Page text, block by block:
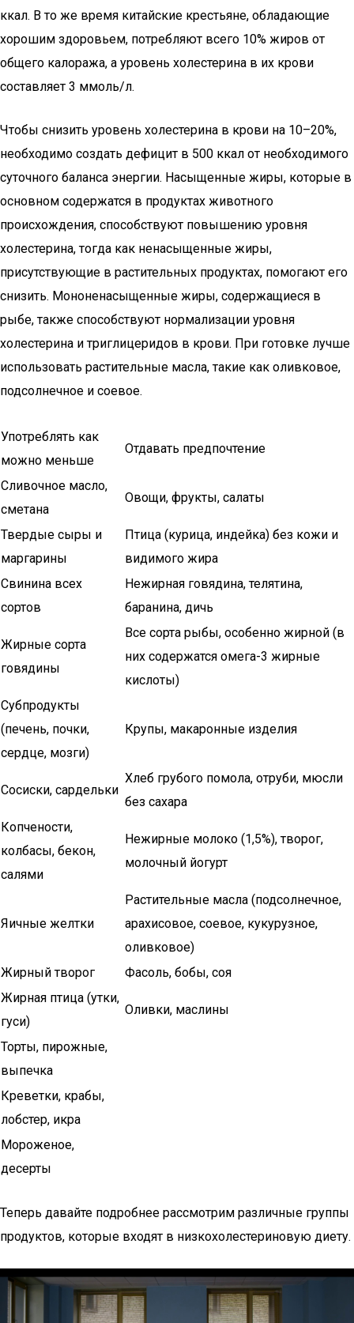
ккал. В то же время китайские крестьяне, обладающие
хорошим здоровьем, потребляют всего 10% жиров от
общего калоража, а уровень холестерина в их крови
составляет 3 ммоль/л.
Чтобы снизить уровень холестерина в крови на 10–20%,
необходимо создать дефицит в 500 ккал от необходимого
суточного баланса энергии. Насыщенные жиры, которые в
основном содержатся в продуктах животного
происхождения, способствуют повышению уровня
холестерина, тогда как ненасыщенные жиры,
присутствующие в растительных продуктах, помогают его
снизить. Мононенасыщенные жиры, содержащиеся в
рыбе, также способствуют нормализации уровня
холестерина и триглицеридов в крови. При готовке лучше
использовать растительные масла, такие как оливковое,
подсолнечное и соевое.
Употреблять как
можно меньше
Отдавать предпочтение
Сливочное масло,
сметана
Овощи, фрукты, салаты
Твердые сыры и
маргарины
Птица (курица, индейка) без кожи и
видимого жира
Свинина всех
сортов
Нежирная говядина, телятина,
баранина, дичь
Жирные сорта
говядины
Все сорта рыбы, особенно жирной (в
них содержатся омега-3 жирные
кислоты)
Субпродукты
(печень, почки,
сердце, мозги)
Крупы, макаронные изделия
Сосиски, сардельки
Хлеб грубого помола, отруби, мюсли
без сахара
Копчености,
колбасы, бекон,
салями
Нежирные молоко (1,5%), творог,
молочный йогурт
Яичные желтки
Растительные масла (подсолнечное,
арахисовое, соевое, кукурузное,
оливковое)
Жирный творог
Фасоль, бобы, соя
Жирная птица (утки,
гуси)
Оливки, маслины
Торты, пирожные,
выпечка
Креветки, крабы,
лобстер, икра
Мороженое,
десерты
Теперь давайте подробнее рассмотрим различные группы
продуктов, которые входят в низкохолестериновую диету.